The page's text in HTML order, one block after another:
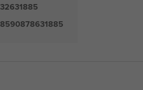
32631885
8590878631885